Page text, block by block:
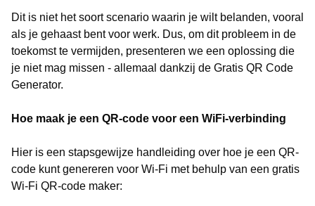
Dit is niet het soort scenario waarin je wilt belanden, vooral
als je gehaast bent voor werk. Dus, om dit probleem in de
toekomst te vermijden, presenteren we een oplossing die
je niet mag missen - allemaal dankzij de Gratis QR Code
Generator.
Hoe maak je een QR-code voor een WiFi-verbinding
Hier is een stapsgewijze handleiding over hoe je een QR-
code kunt genereren voor Wi-Fi met behulp van een gratis
Wi-Fi QR-code maker: